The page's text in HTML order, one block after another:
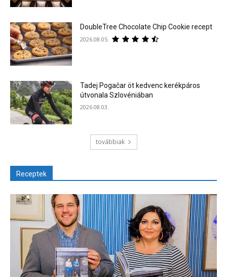
DoubleTree Chocolate Chip Cookie recept
2026.08.05.
Tadej Pogačar öt kedvenc kerékpáros
útvonala Szlovéniában
2026.08.03.
továbbiak
Receptek